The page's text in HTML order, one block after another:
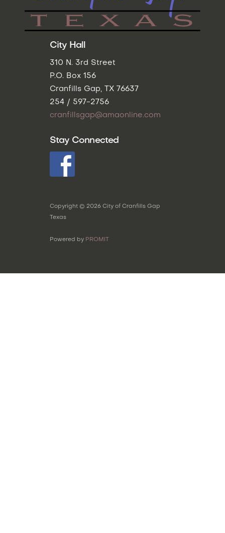
City Hall
310 N. 3rd Street
P.O. Box 156
Cranfills Gap, TX 76637
254 / 597-2756
cranfillsgap@amaonline.com
Stay Connected
Copyright © 2026City of Cranfills Gap
Texas
Powered by PROMIT